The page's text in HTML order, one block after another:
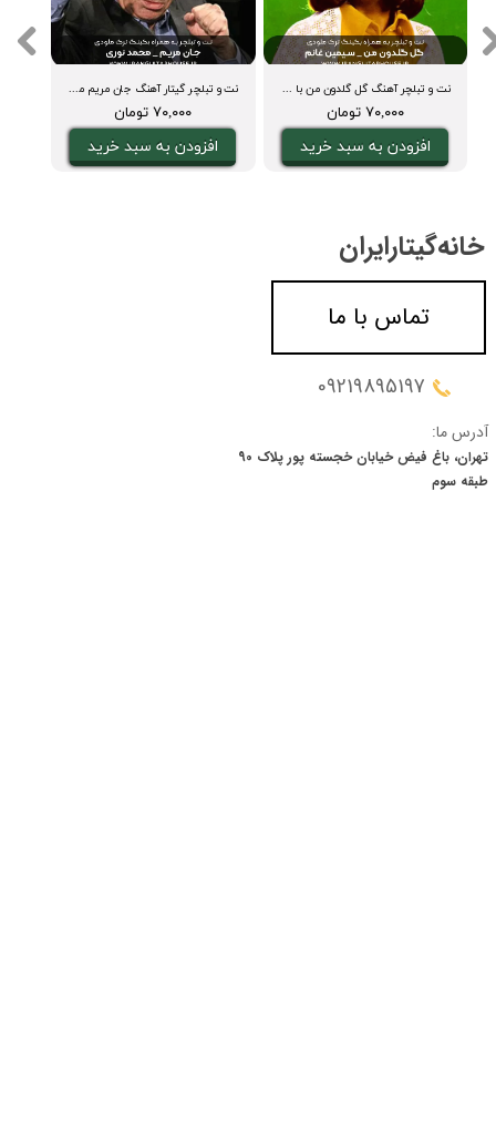
نت و تبلچر گیتار آهنگ جان مریم محمد نوری + بکینگ ترک و آکورد ( نازنین مریم)
۷۰,۰۰۰ تومان
افزودن به سبد خرید
نت و تبلچر آهنگ گل گلدون من با گیتار + آکورد و بکینگ ترک
۷۰,۰۰۰ تومان
افزودن به سبد خرید
خانه‌گیتار‌ایران
09219895197
آدرس ما:
تهران، باغ فیض خیابان خجسته پور پلاک 90
​​​​​​​طبقه سوم
تماس با ما